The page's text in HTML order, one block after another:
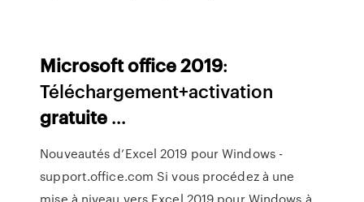
Microsoftoffice2019:
Téléchargement+activation
gratuite ...
Nouveautés d’Excel 2019 pour Windows -
support.office.com Si vous procédez à une
mise à niveau vers Excel 2019 pour Windows à